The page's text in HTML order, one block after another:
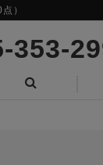
）
353-